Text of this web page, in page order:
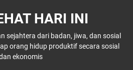
HARI INI
sejahtera dari badan, jiwa, dan sosial
orang hidup produktif secara sosial
ekonomis